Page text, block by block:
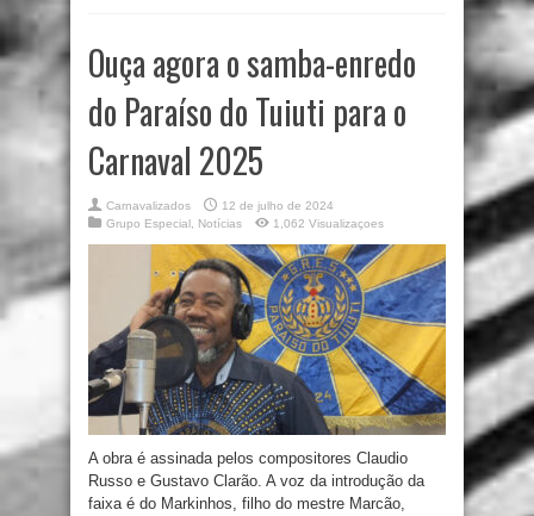
Ouça agora o samba-enredo
do Paraíso do Tuiuti para o
Carnaval 2025
Carnavalizados
12 de julho de 2024
Grupo Especial
Notícias 1,062 Visualizaçoes
A obra é assinada pelos compositores Claudio
Russo e Gustavo Clarão. A voz da introdução da
faixa é do Markinhos, filho do mestre Marcão,